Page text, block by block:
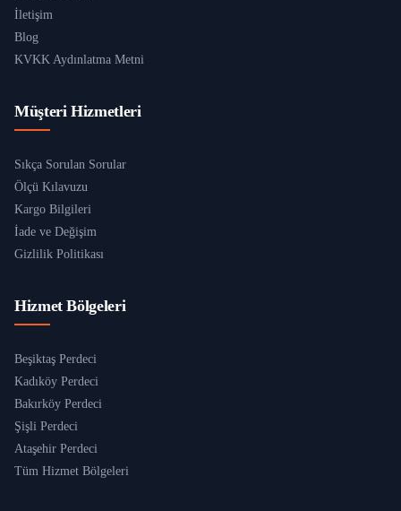
İletişim
Blog
KVKK Aydınlatma Metni
Müşteri Hizmetleri
Sıkça Sorulan Sorular
Ölçü Kılavuzu
Kargo Bilgileri
İade ve Değişim
Gizlilik Politikası
Hizmet Bölgeleri
Beşiktaş Perdeci
Kadıköy Perdeci
Bakırköy Perdeci
Şişli Perdeci
Ataşehir Perdeci
Tüm Hizmet Bölgeleri